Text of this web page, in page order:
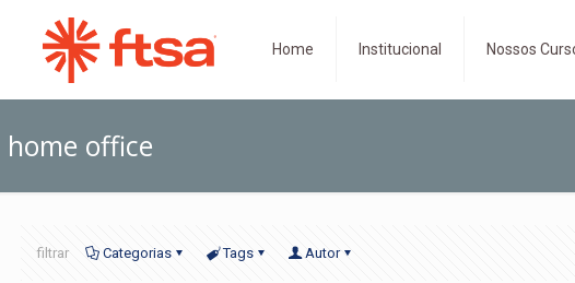
Home Institucional Nossos
home office
filtrar Categorias Tags Autor